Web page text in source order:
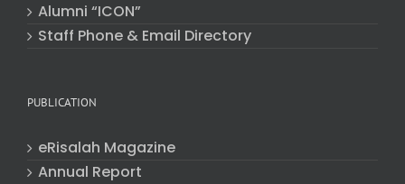
Alumni “ICON”
Staff Phone & Email Directory
PUBLICATION
eRisalah Magazine
Annual Report